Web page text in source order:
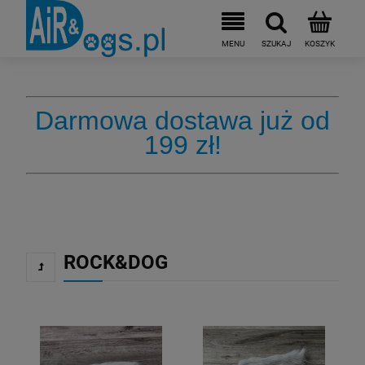
Darmowa dostawa już od
199 zł!
ROCK&DOG